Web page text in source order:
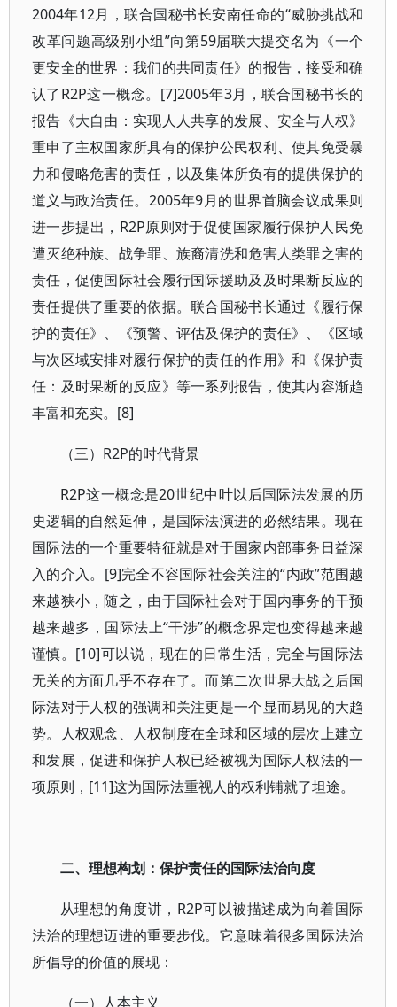
2004年12月，联合国秘书长安南任命的“威胁挑战和
改革问题高级别小组”向第59届联大提交名为《一个
更安全的世界：我们的共同责任》的报告，接受和确
认了R2P这一概念。[7]2005年3月，联合国秘书长的
报告《大自由：实现人人共享的发展、安全与人权》
重申了主权国家所具有的保护公民权利、使其免受暴
力和侵略危害的责任，以及集体所负有的提供保护的
道义与政治责任。2005年9月的世界首脑会议成果则
进一步提出，R2P原则对于促使国家履行保护人民免
遭灭绝种族、战争罪、族裔清洗和危害人类罪之害的
责任，促使国际社会履行国际援助及及时果断反应的
责任提供了重要的依据。联合国秘书长通过《履行保
护的责任》、《预警、评估及保护的责任》、《区域
与次区域安排对履行保护的责任的作用》和《保护责
任：及时果断的反应》等一系列报告，使其内容渐趋
丰富和充实。[8]
（三）R2P的时代背景
R2P这一概念是20世纪中叶以后国际法发展的历
史逻辑的自然延伸，是国际法演进的必然结果。现在
国际法的一个重要特征就是对于国家内部事务日益深
入的介入。[9]完全不容国际社会关注的“内政”范围越
来越狭小，随之，由于国际社会对于国内事务的干预
越来越多，国际法上“干涉”的概念界定也变得越来越
谨慎。[10]可以说，现在的日常生活，完全与国际法
无关的方面几乎不存在了。而第二次世界大战之后国
际法对于人权的强调和关注更是一个显而易见的大趋
势。人权观念、人权制度在全球和区域的层次上建立
和发展，促进和保护人权已经被视为国际人权法的一
项原则，[11]这为国际法重视人的权利铺就了坦途。
二、理想构划：保护责任的国际法治向度
从理想的角度讲，R2P可以被描述成为向着国际
法治的理想迈进的重要步伐。它意味着很多国际法治
所倡导的价值的展现：
（一）人本主义